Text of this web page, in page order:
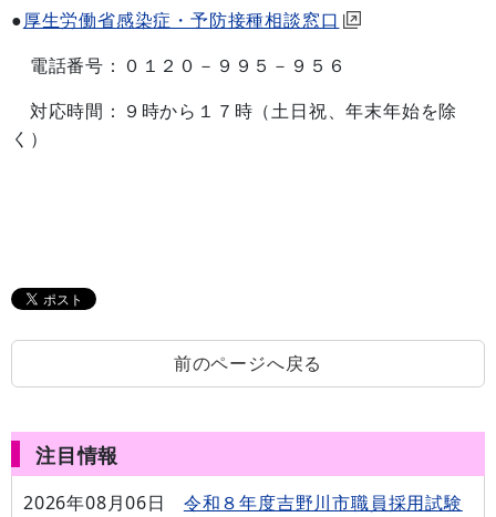
●厚生労働省感染症・予防接種相談窓口
電話番号：０１２０－９９５－９５６
対応時間：９時から１７時（土日祝、年末年始を除
く）
前のページへ戻る
注目情報
2026年08月06日
令和８年度吉野川市職員採用試験